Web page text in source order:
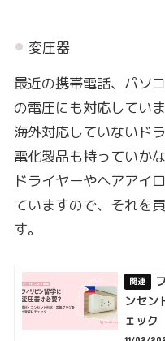
変圧器
最近の携帯電話、パソ
の電圧にも対応していま
海外対応していないド
電化製品も持っていか
ドライヤーやヘアアイ
ていますので、それを
す。
ンセン
ェック